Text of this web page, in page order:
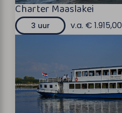
Charter Maaslakei
3 uur v.a. € 1.915,00